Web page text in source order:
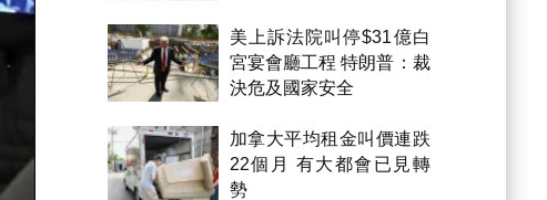
美上訴法院叫停$31億白
宮宴會廳工程 特朗普：裁
決危及國家安全
加拿大平均租金叫價連跌
22個月 有大都會已見轉
勢